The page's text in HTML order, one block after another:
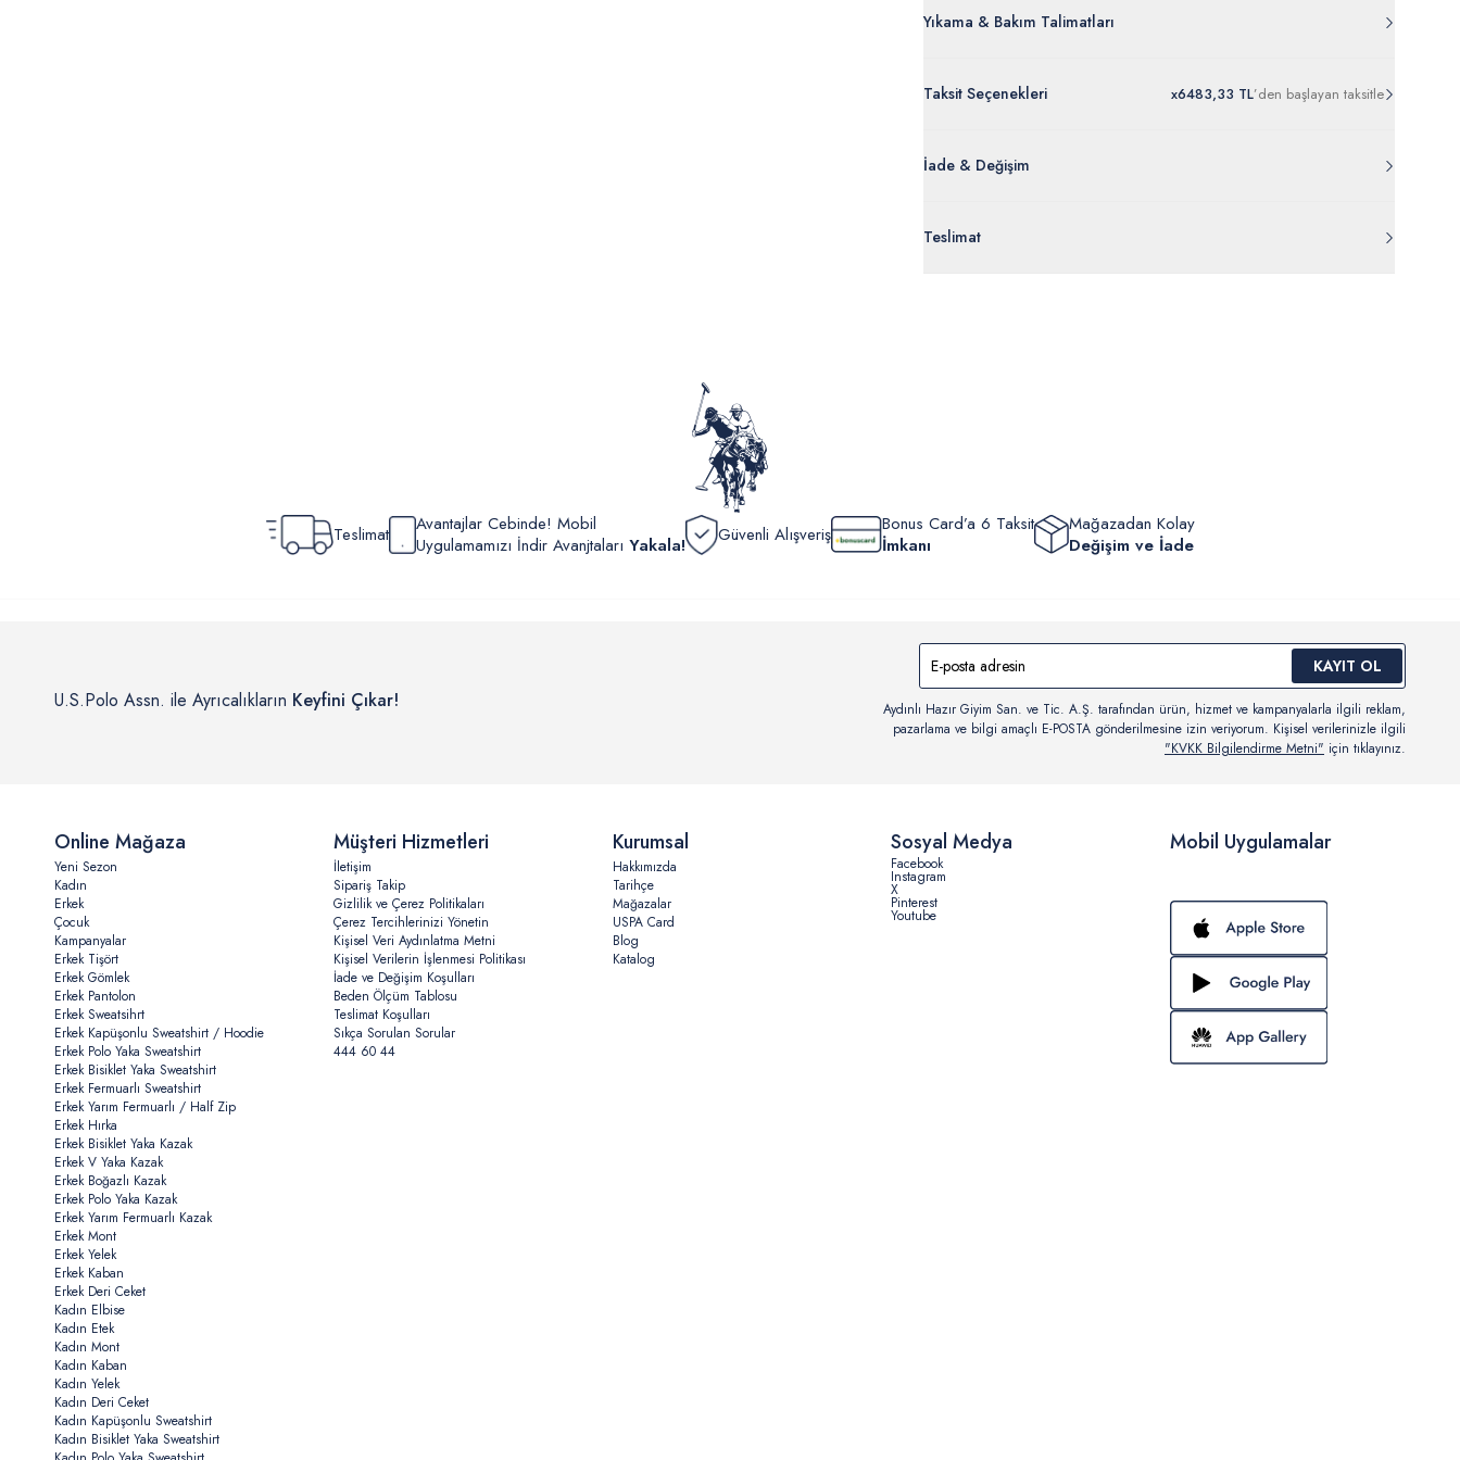
Yıkama & Bakım Talimatları
Taksit Seçenekleri x6483,33 TL’den başlayan taksitle
İade & Değişim
ürünlerde
edilebilir.
Teslimat
Teslimat
Avantajlar Cebinde! Mobil
Uygulamamızı İndir Avanjtaları Yakala! Güvenli Alışveriş
Bonus Card’a 6 Taksit
İmkanı
Mağazadan Kolay
Değişim ve İade
U.S.Polo Assn. ile Ayrıcalıkların Keyfini Çıkar!
KAYIT OL
Aydınlı Hazır Giyim San. ve Tic. A.Ş. tarafından ürün, hizmet ve kampanyalarla ilgili reklam,
pazarlama ve bilgi amaçlı E-POSTA gönderilmesine izin veriyorum. Kişisel verilerinizle ilgili
"KVKK Bilgilendirme Metni" için tıklayınız.
Mobil Uygulamalar
Online Mağaza
Yeni Sezon
Kadın
Erkek
Çocuk
Kampanyalar
Erkek Tişört
Erkek Gömlek
Erkek Pantolon
Erkek Sweatsihrt
Erkek Kapüşonlu Sweatshirt / Hoodie
Erkek Polo Yaka Sweatshirt
Erkek Bisiklet Yaka Sweatshirt
Erkek Fermuarlı Sweatshirt
Erkek Yarım Fermuarlı / Half Zip
Erkek Hırka
Erkek Bisiklet Yaka Kazak
Erkek V Yaka Kazak
Erkek Boğazlı Kazak
Erkek Polo Yaka Kazak
Erkek Yarım Fermuarlı Kazak
Erkek Mont
Erkek Yelek
Erkek Kaban
Erkek Deri Ceket
Kadın Elbise
Kadın Etek
Kadın Mont
Kadın Kaban
Kadın Yelek
Kadın Deri Ceket
Kadın Kapüşonlu Sweatshirt
Kadın Bisiklet Yaka Sweatshirt
Müşteri Hizmetleri
İletişim
Sipariş Takip
Gizlilik ve Çerez Politikaları
Çerez Tercihlerinizi Yönetin
Kişisel Veri Aydınlatma Metni
Kişisel Verilerin İşlenmesi Politikası
İade ve Değişim Koşulları
Beden Ölçüm Tablosu
Teslimat Koşulları
Sıkça Sorulan Sorular
444 60 44
Kurumsal
Hakkımızda
Tarihçe
Mağazalar
USPA Card
Blog
Katalog
Sosyal Medya
Facebook
Instagram
X
Pinterest
Youtube